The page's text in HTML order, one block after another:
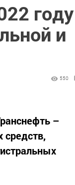
году
и
550
–
средств,